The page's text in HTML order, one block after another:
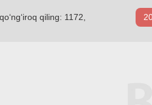
qiling: 1172,